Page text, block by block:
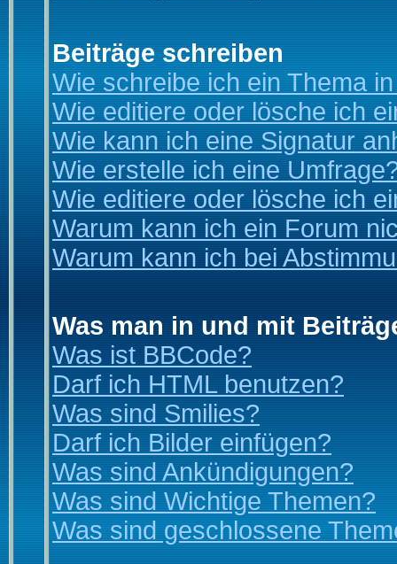
Beiträge schreiben
Wie schreibe ich ein Thema
Wie editiere oder lösche ich
Wie kann ich eine Signatur
Wie erstelle ich eine
Wie editiere oder lösche ich
Warum kann ich ein Forum
Warum kann ich bei
Was man in und mit
Was ist BBCode?
Darf ich HTML benutzen?
Was sind Smilies?
Darf ich Bilder einfügen?
Was sind Ankündigungen?
Was sind Wichtige Themen?
Was sind geschlossene